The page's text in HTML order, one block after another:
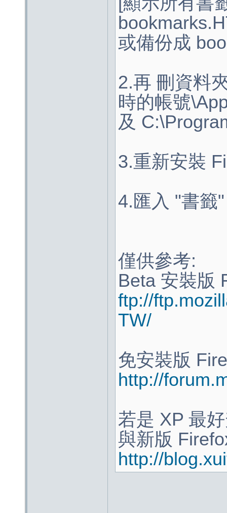
或備份成
2.再 刪資料
時的帳號
及
3.重新安裝
4.匯入 "書籤"
僅供參考:
Beta 安裝版
ftp://
TW/
免安裝版
http://
若是 XP 最
與新版
http://